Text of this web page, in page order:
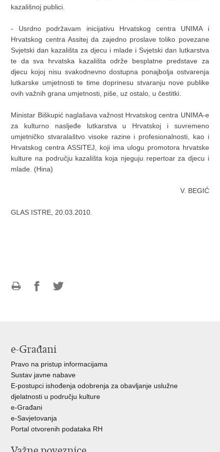
kazališnoj publici.
- Usrdno podržavam inicijativu Hrvatskog centra UNIMA i
Hrvatskog centra Assitej da zajedno proslave toliko povezane
Svjetski dan kazališta za djecu i mlade i Svjetski dan lutkarstva
te da sva hrvatska kazališta održe besplatne predstave za
djecu kojoj nisu svakodnevno dostupna ponajbolja ostvarenja
lutkarske umjetnosti te time doprinesu stvaranju nove publike
ovih važnih grana umjetnosti, piše, uz ostalo, u čestitki.
Ministar Biškupić naglašava važnost Hrvatskog centra UNIMA-e
za kulturno nasljeđe lutkarstva u Hrvatskoj i suvremeno
umjetničko stvaralaštvo visoke razine i profesionalnosti, kao i
Hrvatskog centra ASSITEJ, koji ima ulogu promotora hrvatske
kulture na području kazališta koja njeguju repertoar za djecu i
mlade. (Hina)
V. BEGIĆ
GLAS ISTRE, 20.03.2010.
e-Građani
Pravo na pristup informacijama
Sustav javne nabave
E-postupci ishođenja odobrenja za obavljanje uslužne
djelatnosti u području kulture
e-Građani
e-Savjetovanja
Portal otvorenih podataka RH